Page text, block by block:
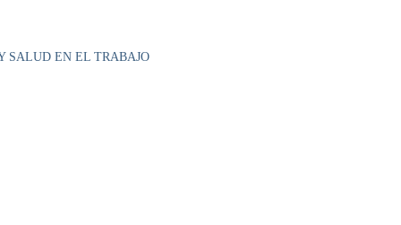
SALUD EN EL TRABAJO